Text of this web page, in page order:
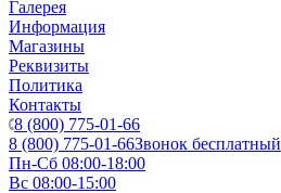
Галерея
Информация
Магазины
Реквизиты
Политика
Контакты
8 (800) 775-01-66
8 (800) 775-01-66Звонок бесплатный
Пн-Сб 08:00-18:00
Вс 08:00-15:00